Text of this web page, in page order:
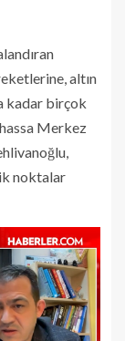
altın
kadar birçok
Merkez
noktalar